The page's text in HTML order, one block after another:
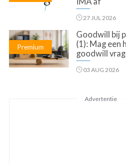
27 JUL 2026
Premium
Goodwill bij
(1): Mag een
goodwill
03 AUG 2026
Advertentie